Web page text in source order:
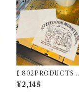
【 802PRODUCTS 】
×【 OUTDOORMON
STER 】802KOBO’S
¥2,145